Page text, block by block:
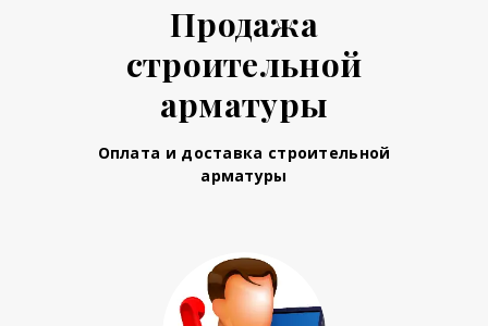
Продажа
строительной
арматуры
Оплата и доставка строительной
арматуры